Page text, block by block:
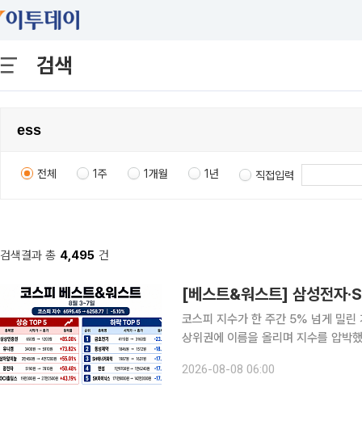
검색
전체 1주 1개월 1년 직접입력
검색결과 총 4,495 건
코스피 지수가 한 주간 5% 넘게 밀린
상위권에 이름을 올리며 지수를 압박
대비 336.68포인트(5.10%) 내린
2026-08-08 06:00